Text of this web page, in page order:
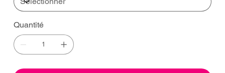
Quantité